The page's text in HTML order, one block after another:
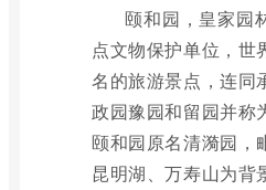
颐和园，皇家园
点文物保护单位，世
名的旅游景点，连同
政园豫园和留园并称
颐和园原名清漪园，
昆明湖、万寿山为背